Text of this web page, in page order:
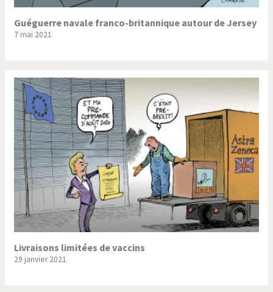
Guéguerre navale franco-britannique autour de Jersey
7 mai 2021
Livraisons limitées de vaccins
29 janvier 2021